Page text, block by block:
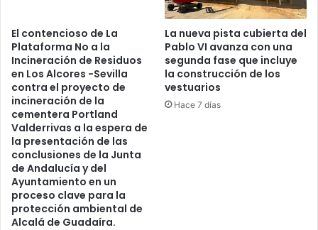
M
E
N
O
S
El contencioso de La
Plataforma No a la
Incineración de Residuos
en Los Alcores -Sevilla
contra el proyecto de
incineración de la
cementera Portland
Valderrivas a la espera de
la presentación de las
conclusiones de la Junta
de Andalucía y del
Ayuntamiento en un
proceso clave para la
protección ambiental de
Alcalá de Guadaíra.
La nueva pista cubierta del
Pablo VI avanza con una
segunda fase que incluye
la construcción de los
vestuarios
Hace 7 días